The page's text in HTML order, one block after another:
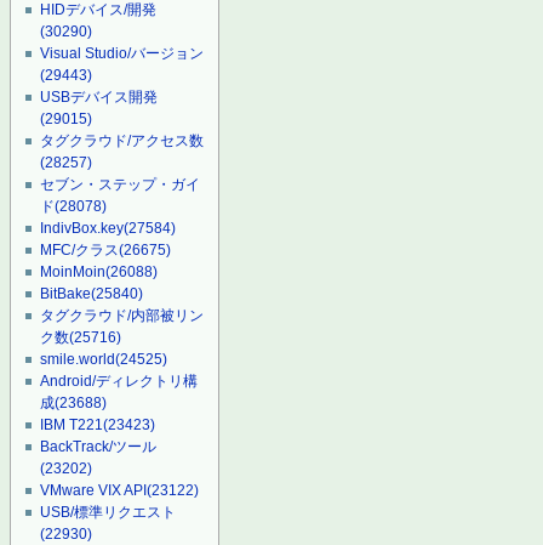
HIDデバイス/開発
(30290)
Visual Studio/バージョン
(29443)
USBデバイス開発
(29015)
タグクラウド/アクセス数
(28257)
セブン・ステップ・ガイ
ド(28078)
IndivBox.key(27584)
MFC/クラス(26675)
MoinMoin(26088)
BitBake(25840)
タグクラウド/内部被リン
ク数(25716)
smile.world(24525)
Android/ディレクトリ構
成(23688)
IBM T221(23423)
BackTrack/ツール
(23202)
VMware VIX API(23122)
USB/標準リクエスト
(22930)